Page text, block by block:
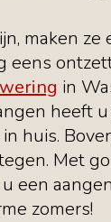
maken ze
eens
in
heeft
huis.
Met
een
zomers!